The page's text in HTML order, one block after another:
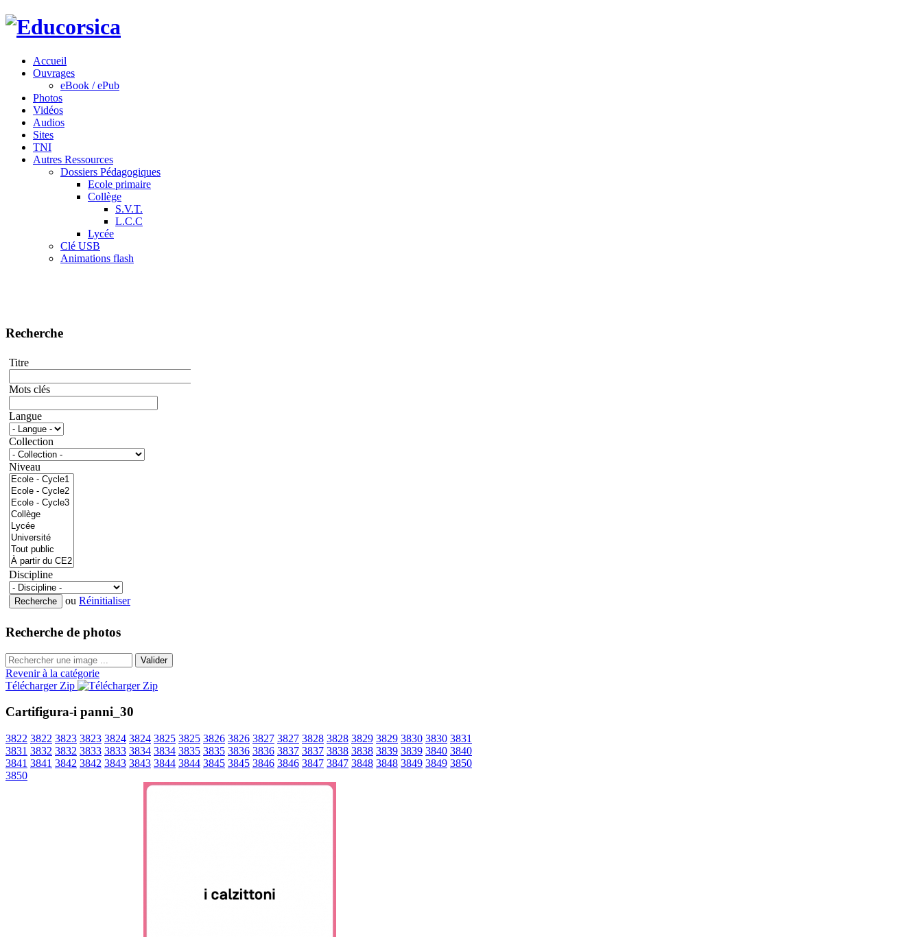
Accueil
Ouvrages
eBook / ePub
Photos
Vidéos
Audios
Sites
TNI
Autres Ressources
Dossiers Pédagogiques
Ecole primaire
Collège
S.V.T.
L.C.C
Lycée
Clé USB
Animations flash
Recherche
Titre
Mots clés
Langue
Collection
Niveau
Discipline
ou Réinitialiser
Recherche de photos
Valider
Revenir à la catégorie
Télécharger Zip
Cartifigura-i panni_30
3822 3822 3823 3823 3824 3824 3825 3825 3826 3826 3827 3827 3828 3828 3829 3829 3830 3830 3831
3831 3832 3832 3833 3833 3834 3834 3835 3835 3836 3836 3837 3837 3838 3838 3839 3839 3840 3840
3841 3841 3842 3842 3843 3843 3844 3844 3845 3845 3846 3846 3847 3847 3848 3848 3849 3849 3850
3850